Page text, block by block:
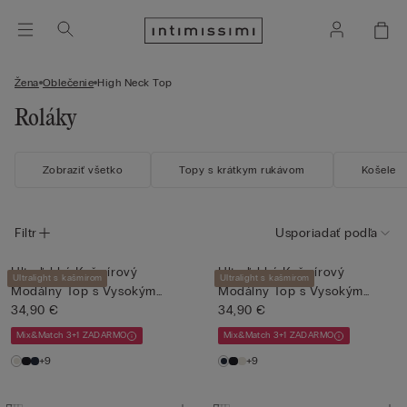
Žena Oblečenie High Neck Top
Roláky
Zobraziť všetko Topy s krátkym rukávom Košele
Filtr Usporiadať podľa
Ultralight s kašmírom
Ultraľahký Kašmírový
Modálny Top s Vysokým
Goliero...
34,90 €
Mix&Match 3+1 ZADARMO
+9
Ultralight s kašmírom
Ultraľahký Kašmírový
Modálny Top s Vysokým
Goliero...
34,90 €
Mix&Match 3+1 ZADARMO
+9